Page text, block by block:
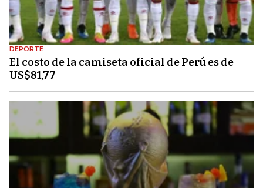
DEPORTE
El costo de la camiseta oficial de Perú es de
US$81,77